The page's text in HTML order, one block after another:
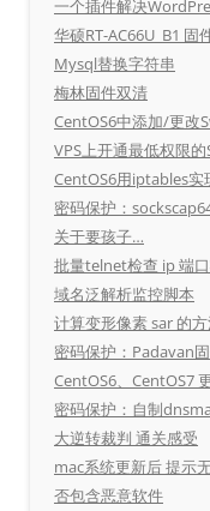
一个插件解决
华硕RT-AC66U_B1
Mysql替换字符串
梅林固件双清
CentOS6中添加/更改
VPS上开通最低权限
CentOS6用iptables
密码保护：
关于要孩子…
批量telnet检查 ip 端
域名泛解析监控脚本
计算变形像素 sar 的
密码保护：Padavan
CentOS6、CentOS7
密码保护：自制
大逆转裁判 通关感受
mac系统更新后 提示
否包含恶意软件